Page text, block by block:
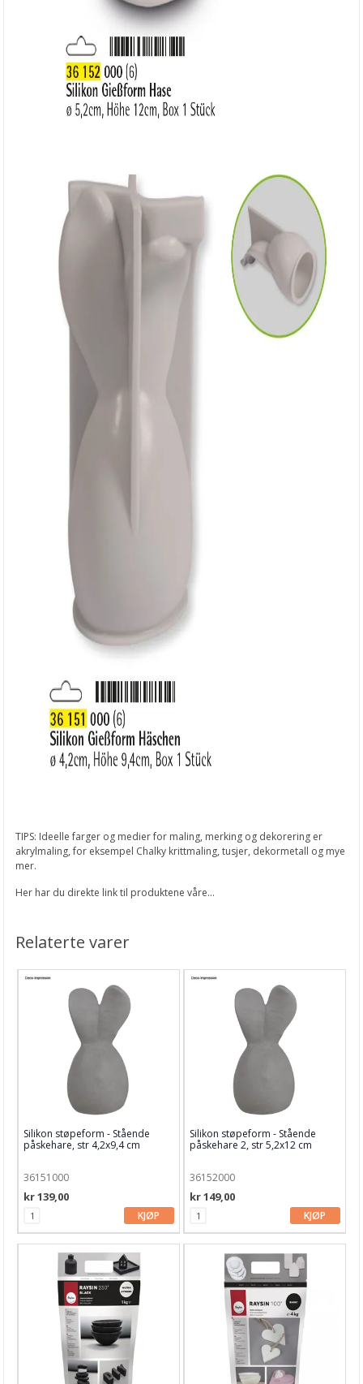
TIPS: Ideelle farger og medier for maling, merking og dekorering er
akrylmaling, for eksempel Chalky krittmaling, tusjer, dekormetall og mye
mer.
Her har du direkte link til produktene våre...
Relaterte varer
Silikon støpeform - Stående
påskehare, str 4,2x9,4 cm
36151000
kr 139,00
KJØP
Silikon støpeform - Stående
påskehare 2, str 5,2x12 cm
36152000
kr 149,00
KJØP